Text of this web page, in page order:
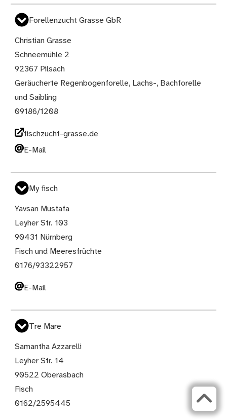
Forellenzucht Grasse GbR
Christian Grasse
Schneemühle 2
92367 Pilsach
Geräucherte Regenbogenforelle, Lachs-, Bachforelle
und Saibling
09186/1208
fischzucht-grasse.de
E-Mail
My fisch
Yavsan Mustafa
Leyher Str. 103
90431 Nürnberg
Fisch und Meeresfrüchte
0176/93322957
E-Mail
Tre Mare
Samantha Azzarelli
Leyher Str. 14
90522 Oberasbach
Fisch
0162/2595445